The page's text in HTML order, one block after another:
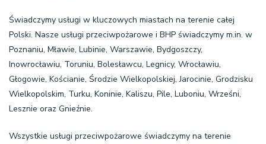
Świadczymy usługi w kluczowych miastach na terenie całej
Polski. Nasze usługi przeciwpożarowe i BHP świadczymy m.in. w
Poznaniu, Mławie, Lubinie, Warszawie, Bydgoszczy,
Inowrocławiu, Toruniu, Bolesławcu, Legnicy, Wrocławiu,
Głogowie, Kościanie, Środzie Wielkopolskiej, Jarocinie, Grodzisku
Wielkopolskim, Turku, Koninie, Kaliszu, Pile, Luboniu, Wrześni,
Lesznie oraz Gnieźnie.
Wszystkie usługi przeciwpożarowe świadczymy na terenie